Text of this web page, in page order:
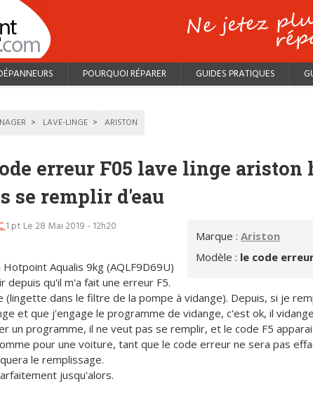
POURQUOI RÉPARER GUIDES PRATIQUES
LAVE-LINGE ARISTON
erreur F05 lave linge ariston
se remplir d'eau
Marque :Ariston
Modèle : le code
1 pt Le 28 Mai 2019 - 12h20
Aqualis 9kg (AQLF9D69U)
depuis qu'il m'a fait une erreur F5.
(lingette dans le filtre de la pompe à vidange). Depuis, si je
et que j'engage le programme de vidange, c'est ok, il
un programme, il ne veut pas se remplir, et le code F5
pour une voiture, tant que le code erreur ne sera pas
le remplissage.
jusqu'alors.